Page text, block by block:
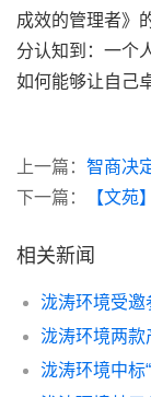
成效的管理者》
分认知到：一个
如何能够让自己
上一篇： 智商决
下一篇：
【文苑
相关新闻
泷涛环境中标